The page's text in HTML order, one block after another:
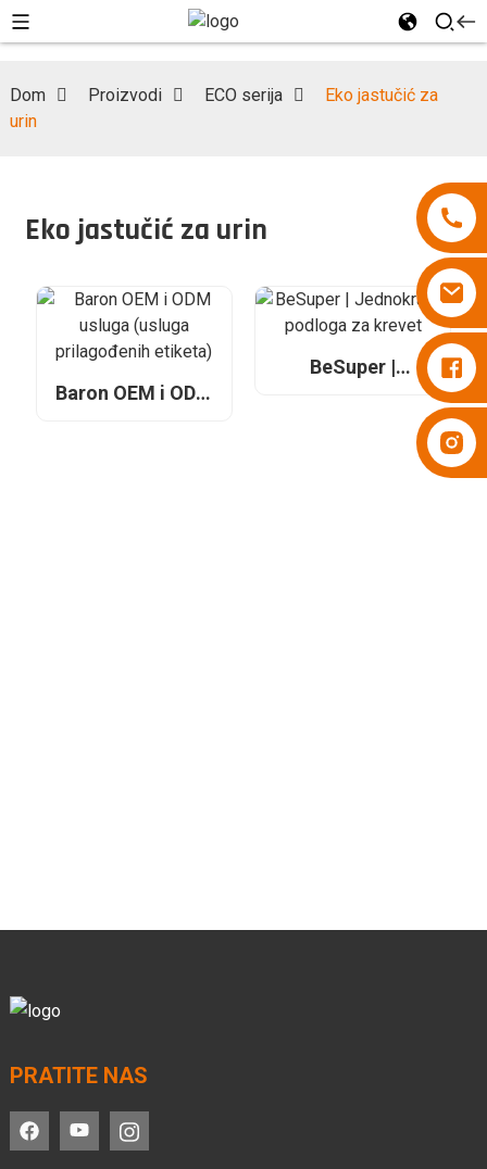
Pelene Besuper
Dom Proizvodi ECO serija
Eko jastučić za
urin
Eko jastučić za urin
Baron OEM i ODM
BeSuper |
podloga za krevet
PRATITE NAS